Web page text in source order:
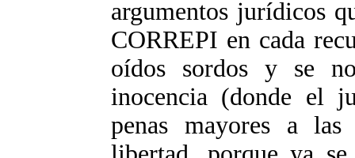
argumentos jurídicos
CORREPI en cada
oídos sordos y se
inocencia (donde el
penas mayores a